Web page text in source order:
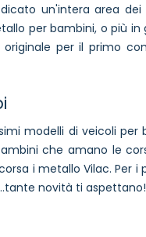
un'intera area
per bambini, o più
per il primo
modelli di veicoli
che amano le
i metallo Vilac. Per
novità ti aspettano!